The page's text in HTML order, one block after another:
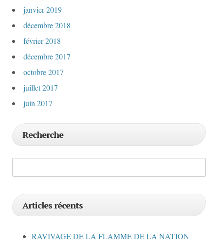
janvier 2019
décembre 2018
février 2018
décembre 2017
octobre 2017
juillet 2017
juin 2017
Recherche
Articles récents
RAVIVAGE DE LA FLAMME DE LA NATION